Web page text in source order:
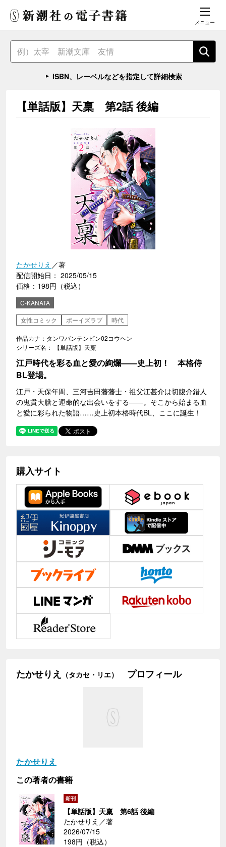
メニュー
ISBN、レーベルなどを指定して詳細検索
【単話版】天稟 第2話 後編
たかせりえ ／著
配信開始日： 2025/05/15
価格：198円（税込）
C-KANATA
女性コミック
ボーイズラブ 時代
作品カナ：タンワバンテンピン02コウヘン
シリーズ名： 【単話版】天稟
江戸時代を彩る血と愛の絢爛――史上初！ 本格侍
BL登場。
江戸・天保年間、三河吉田藩藩士・祖父江甚介は切腹介錯人
の鬼貫大膳と運命的な出会いをする――。そこから始まる血
と愛に彩られた物語……史上初本格時代BL、ここに誕生！
購入サイト
たかせりえ （タカセ・リエ） プロフィール
たかせりえ
この著者の書籍
【単話版】天稟 第6話 後編
たかせりえ／著
2026/07/15
198円（税込）